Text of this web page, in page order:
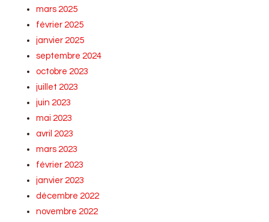
mars 2025
février 2025
janvier 2025
septembre 2024
octobre 2023
juillet 2023
juin 2023
mai 2023
avril 2023
mars 2023
février 2023
janvier 2023
décembre 2022
novembre 2022